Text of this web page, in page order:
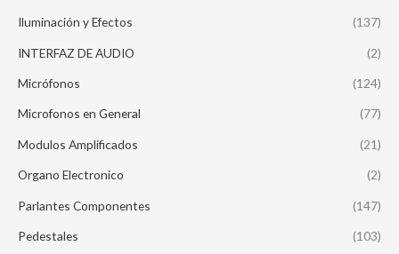
Iluminación y Efectos (137)
INTERFAZ DE AUDIO (2)
Micrófonos (124)
Microfonos en General (77)
Modulos Amplificados (21)
Organo Electronico (2)
Parlantes Componentes (147)
Pedestales (103)